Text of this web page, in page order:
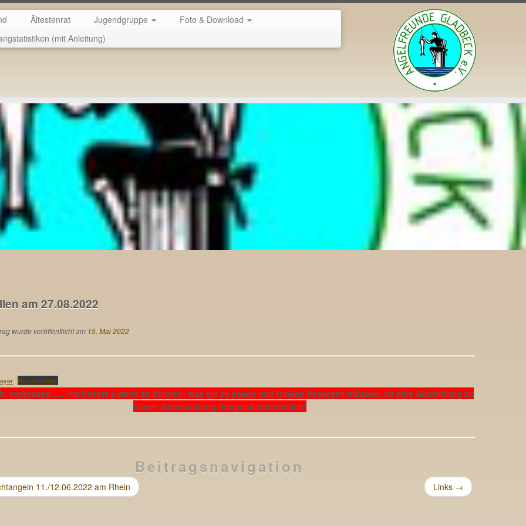
Ältestenrat Jugendgruppe
Foto & Download
(mit Anleitung)
am 27.08.2022
wurde veröffentlicht am 15. Mai 2022
Herunterladen
vergessen….. Um besser planen zu können, was wir zu essen und trinken besorgen müssen, ist eine Anmeldung zu
dieser Veranstaltung dringend erforderlich!
Beitragsnavigation
11./12.06.2022 am Rhein Links →